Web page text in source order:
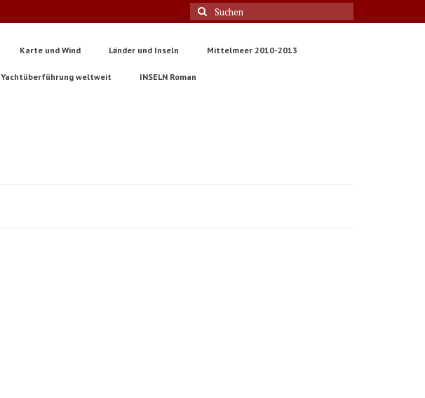
Suche
nach:
Karte und Wind Länder und Inseln Mittelmeer 2010-2013
Yachtüberführung weltweit INSELN Roman